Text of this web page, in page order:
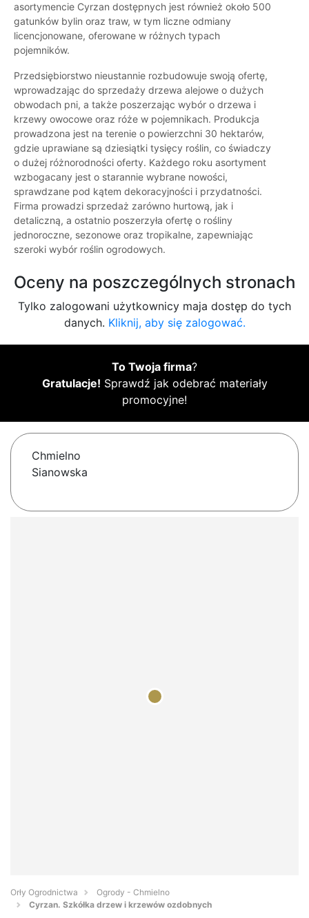
asortymencie Cyrzan dostępnych jest również około 500
gatunków bylin oraz traw, w tym liczne odmiany
licencjonowane, oferowane w różnych typach
pojemników.
Przedsiębiorstwo nieustannie rozbudowuje swoją ofertę,
wprowadzając do sprzedaży drzewa alejowe o dużych
obwodach pni, a także poszerzając wybór o drzewa i
krzewy owocowe oraz róże w pojemnikach. Produkcja
prowadzona jest na terenie o powierzchni 30 hektarów,
gdzie uprawiane są dziesiątki tysięcy roślin, co świadczy
o dużej różnorodności oferty. Każdego roku asortyment
wzbogacany jest o starannie wybrane nowości,
sprawdzane pod kątem dekoracyjności i przydatności.
Firma prowadzi sprzedaż zarówno hurtową, jak i
detaliczną, a ostatnio poszerzyła ofertę o rośliny
jednoroczne, sezonowe oraz tropikalne, zapewniając
szeroki wybór roślin ogrodowych.
Oceny na poszczególnych stronach
Tylko zalogowani użytkownicy maja dostęp do tych
danych. Kliknij, aby się zalogować.
To Twoja firma?
Gratulacje! Sprawdź jak odebrać materiały
promocyjne!
Chmielno
Sianowska
Orły Ogrodnictwa
Ogrody - Chmielno
Cyrzan. Szkółka drzew i krzewów ozdobnych